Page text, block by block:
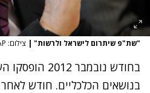
"שת"פ שיתרום לישראל ולרשות" | צילום: AP
בחודש נובמבר
בנושאים הכלכליים. חודש